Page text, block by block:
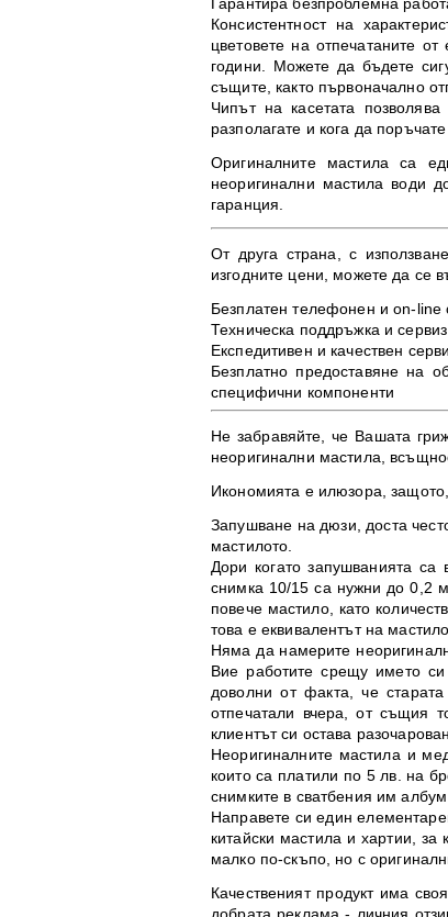
Консистентност на
цветовете на отпечатаните
години. Можете да бъдете
същите, както първоначално
Чипът на касетата
разполагате и кога да поръчате
Оригиналните мастила са
неоригинални мастила води
гаранция.
От друга страна, с
изгодните цени, можете да се
Безплатен телефонен и on-line
Техническа поддръжка и
Експедитивен и качествен
Безплатно предоставяне на
специфични компоненти
Не забравяйте, че Вашата
неоригинални мастила,
Икономията е илюзора,
Запушване на дюзи, доста
мастилото.
Дори когато запушванията
снимка 10/15 са нужни до 0,2
повече мастило, като
това е еквивалентът на
Няма да намерите
Вие работите срещу името
доволни от факта, че
отпечатали вчера, от същия
клиентът си остава
Неоригиналните мастила и
които са платили по 5 лв. на
снимките в сватбения им
Направете си един
китайски мастила и хартии,
малко по-скъпо, но с
Качественият продукт има